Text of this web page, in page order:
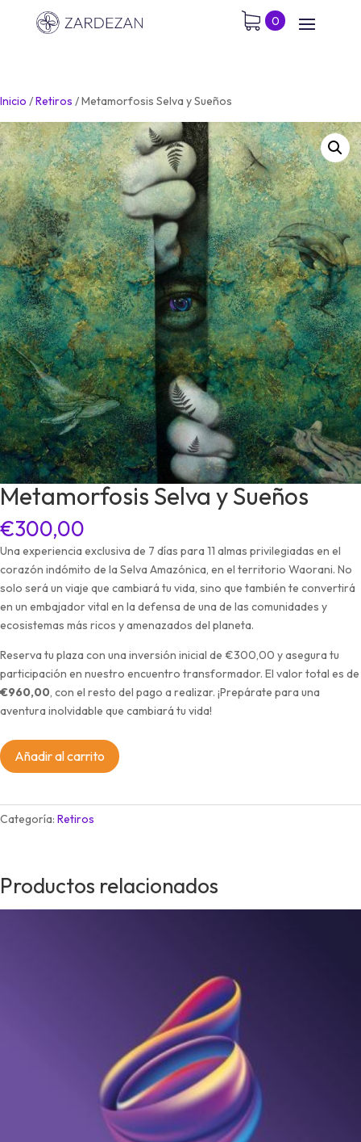
0
Inicio /Retiros /Metamorfosis Selva y Sueños
Metamorfosis Selva y Sueños
€300,00
Una experiencia exclusiva de 7 días para 11 almas privilegiadas en el
corazón indómito de la Selva Amazónica, en el territorio Waorani. No
solo será un viaje que cambiará tu vida, sino que también te convertirá
en un embajador vital en la defensa de una de las comunidades y
ecosistemas más ricos y amenazados del planeta.
Reserva tu plaza con una inversión inicial de €300,00 y asegura tu
participación en nuestro encuentro transformador. El valor total es de
€960,00, con el resto del pago a realizar. ¡Prepárate para una
aventura inolvidable que cambiará tu vida!
Metamorfosis
Selva
Sueños
cantidad
Añadir al carrito
Categoría: Retiros
Productos relacionados